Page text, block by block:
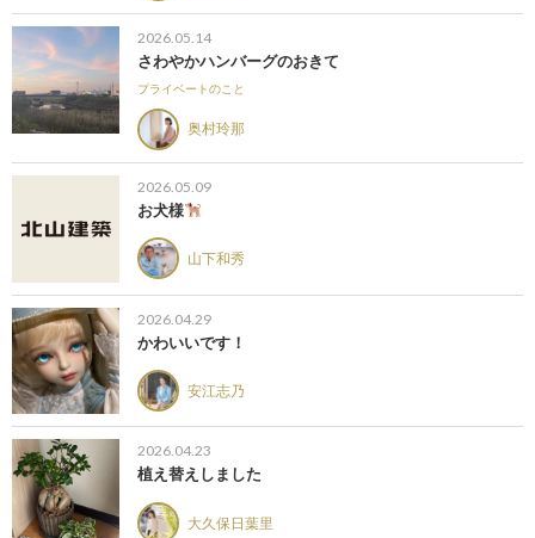
2026.05.14
さわやかハンバーグのおきて
プライベートのこと
奥村玲那
2026.05.09
お犬様
山下和秀
2026.04.29
かわいいです！
安江志乃
2026.04.23
植え替えしました
大久保日葉里